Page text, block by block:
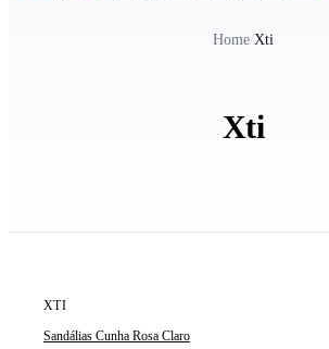
Home/Xti
Xti
XTI
Sandálias Cunha Rosa Claro